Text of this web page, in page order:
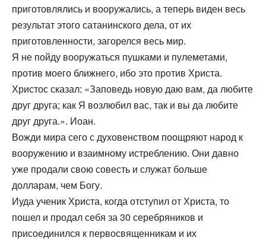
приготовлялись и вооружались, а теперь виден весь
результат этого сатанинского дела, от их
приготовленности, загорелся весь мир.
Я не пойду вооружаться пушками и пулеметами,
против моего ближнего, ибо это против Христа.
Христос сказал: «Заповедь новую даю вам, да любите
друг друга; как Я возлюбил вас, так и вы да любите
друг друга.». Иоан.
Вожди мира сего с духовенством поощряют народ к
вооружению и взаимному истреблению. Они давно
уже продали свою совесть и служат больше
долларам, чем Богу.
Иуда ученик Христа, когда отступил от Христа, то
пошел и продал себя за 30 серебряников и
присоединился к первосвященникам и их